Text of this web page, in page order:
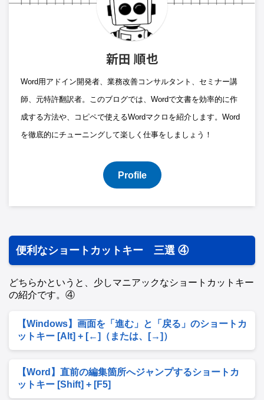
新田 順也
Word用アドイン開発者、業務改善コンサルタント、セミナー講
師、元特許翻訳者。このブログでは、Wordで文書を効率的に作
成する方法や、コピペで使えるWordマクロを紹介します。Word
を徹底的にチューニングして楽しく仕事をしましょう！
Profile
便利なショートカットキー 三選 ④
どちらかというと、少しマニアックなショートカットキー
の紹介です。④
【Windows】画面を「進む」と「戻る」のショートカ
ットキー [Alt] + [←]（または、[→]）
【Word】直前の編集箇所へジャンプするショートカ
ットキー [Shift] + [F5]